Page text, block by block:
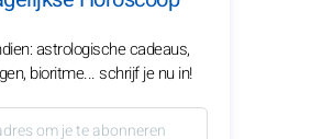
astrologische cadeaus,
bioritme... schrijf je nu in!